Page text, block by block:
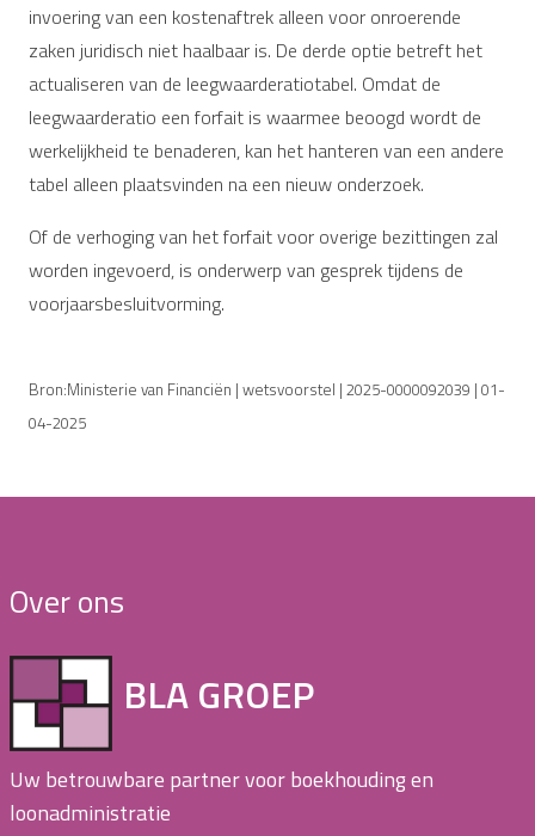
invoering van een kostenaftrek alleen voor onroerende
zaken juridisch niet haalbaar is. De derde optie betreft het
actualiseren van de leegwaarderatiotabel. Omdat de
leegwaarderatio een forfait is waarmee beoogd wordt de
werkelijkheid te benaderen, kan het hanteren van een andere
tabel alleen plaatsvinden na een nieuw onderzoek.
Of de verhoging van het forfait voor overige bezittingen zal
worden ingevoerd, is onderwerp van gesprek tijdens de
voorjaarsbesluitvorming.
Bron:Ministerie van Financiën | wetsvoorstel | 2025-0000092039 | 01-
04-2025
Over ons
BLA GROEP
Uw betrouwbare partner voor boekhouding en
loonadministratie